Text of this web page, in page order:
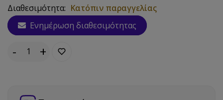
Διαθεσιμότητα: Κατόπιν παραγγελίας
Ενημέρωση διαθεσιμότητας
-
Τεμάχια: +